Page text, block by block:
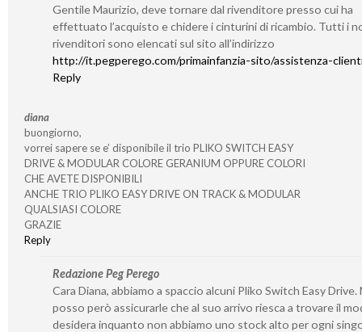
Gentile Maurizio, deve tornare dal rivenditore presso cui ha
effettuato l’acquisto e chidere i cinturini di ricambio. Tutti i
rivenditori sono elencati sul sito all’indirizzo
http://it.pegperego.com/primainfanzia-sito/assistenza-
Reply
diana
buongiorno,
vorrei sapere se e’ disponibile il trio PLIKO SWITCH EASY
DRIVE & MODULAR COLORE GERANIUM OPPURE COLORI
CHE AVETE DISPONIBILI
ANCHE TRIO PLIKO EASY DRIVE ON TRACK & MODULAR
QUALSIASI COLORE
GRAZIE
Reply
Redazione Peg Perego
Cara Diana, abbiamo a spaccio alcuni Pliko Switch Easy Drive.
posso però assicurarle che al suo arrivo riesca a trovare il
desidera inquanto non abbiamo uno stock alto per ogni